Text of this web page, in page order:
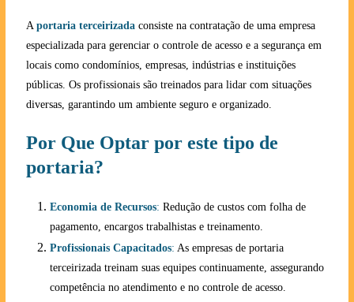
A portaria terceirizadaconsiste na contratação de uma empresa
especializada para gerenciar o controle de acesso e a segurança em
locais como condomínios, empresas, indústrias e instituições
públicas. Os profissionais são treinados para lidar com situações
diversas, garantindo um ambiente seguro e organizado.
Por Que Optar por este tipo de
portaria?
Economia de Recursos: Redução de custos com folha de
pagamento, encargos trabalhistas e treinamento.
Profissionais Capacitados: As empresas de portaria
terceirizada treinam suas equipes continuamente, assegurando
competência no atendimento e no controle de acesso.